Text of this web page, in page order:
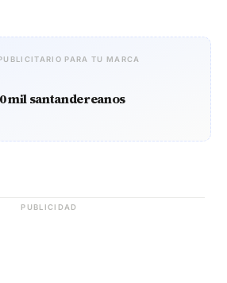
PARA TU MARCA
mil santandereanos
PUBLICIDAD